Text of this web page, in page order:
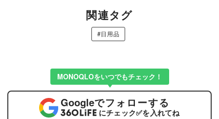
関連タグ
#日用品
MONOQLOをいつでもチェック！
Googleでフォローする
にチェック✅を入れてね